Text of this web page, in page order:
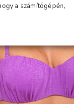
a számítógépén,